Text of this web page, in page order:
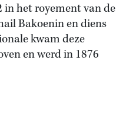
in het royement van de
Bakoenin en diens
kwam deze
en werd in 1876